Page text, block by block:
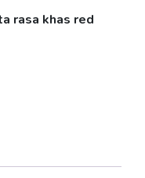
rasa khas red